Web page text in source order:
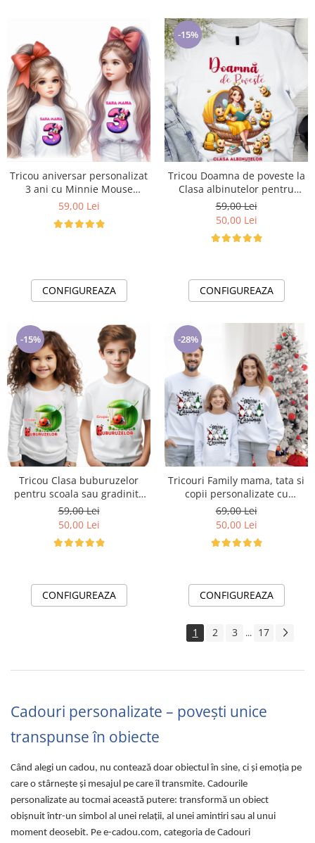
Tricou aniversar personalizat
3 ani cu Minnie Mouse
TAMM1012.6
59,00 Lei
CONFIGUREAZA
-15%
Tricou Doamna de poveste la
Clasa albinutelor pentru
scoala sau gradinita
ABS1068.41
59,00 Lei
50,00 Lei
CONFIGUREAZA
-15%
Tricou Clasa buburuzelor
pentru scoala sau gradinita
ABS1068.5
59,00 Lei
50,00 Lei
CONFIGUREAZA
-28%
Tricouri Family mama, tata si
copii personalizate cu
tematica de Craciun, Craciun
Fericit 12241
69,00 Lei
50,00 Lei
CONFIGUREAZA
1 2 3 ... 17
Cadouri personalizate – povești unice
transpunse în obiecte
Când alegi un cadou, nu contează doar obiectul în sine, ci și emoția pe
care o stârnește și mesajul pe care îl transmite. Cadourile
personalizate au tocmai această putere: transformă un obiect
obișnuit într-un simbol al unei relații, al unei amintiri sau al unui
moment deosebit. Pe e-cadou.com, categoria de Cadouri